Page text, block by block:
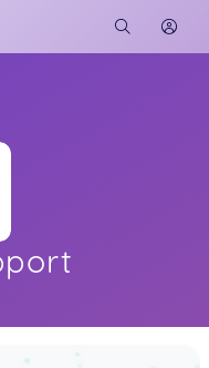
here...